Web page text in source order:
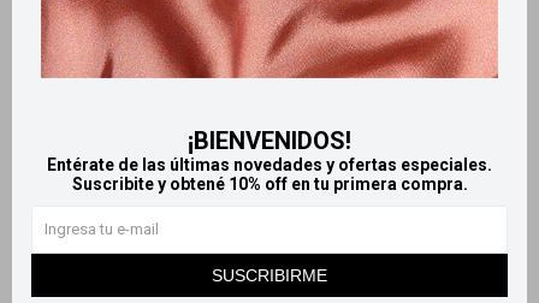
¡BIENVENIDOS!
Entérate de las últimas novedades y ofertas especiales.
Suscribite y obtené 10% off en tu primera compra.
SUSCRIBIRME